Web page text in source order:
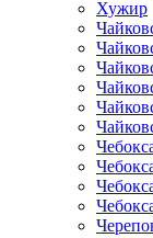
Хужир